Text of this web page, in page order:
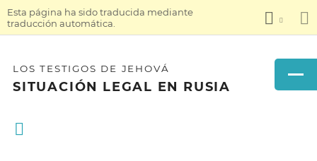
Esta página ha sido traducida mediante
traducción automática.
LOS TESTIGOS DE JEHOVÁ
SITUACIÓN LEGAL EN RUSIA